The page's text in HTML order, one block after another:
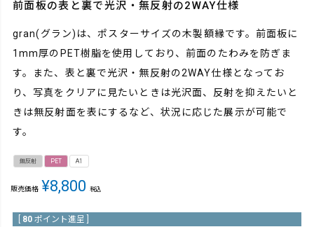
前面板の表と裏で光沢・無反射の2WAY仕様
gran(グラン)は、ポスターサイズの木製額縁です。前面板に
1mm厚のPET樹脂を使用しており、前面のたわみを防ぎま
す。また、表と裏で光沢・無反射の2WAY仕様となってお
り、写真をクリアに見たいときは光沢面、反射を抑えたいと
きは無反射面を表にするなど、状況に応じた展示が可能で
す。
無反射 PET A1
販売価格 ¥8,800 税込
80 ポイント進呈 ]